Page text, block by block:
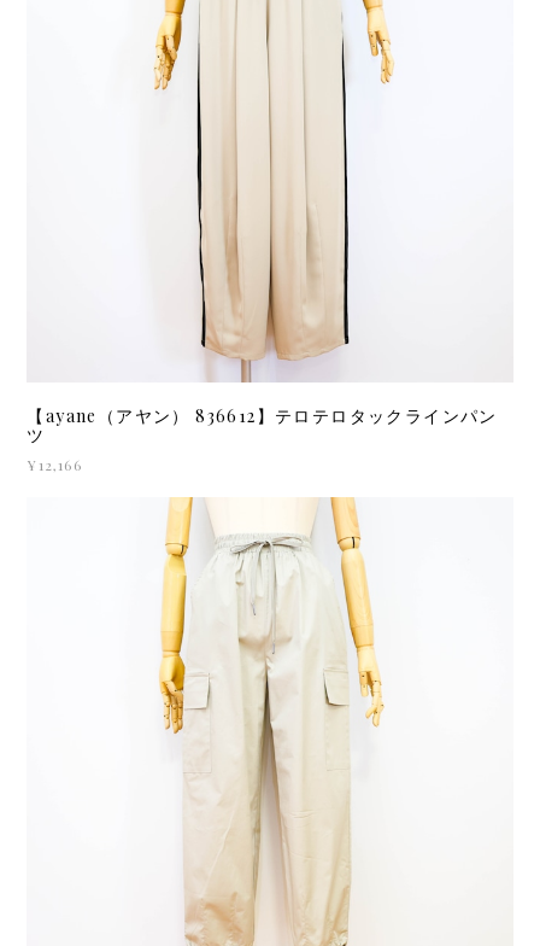
【ayane（アヤン） 836612】テロテロタックラインパン
ツ
¥12,166